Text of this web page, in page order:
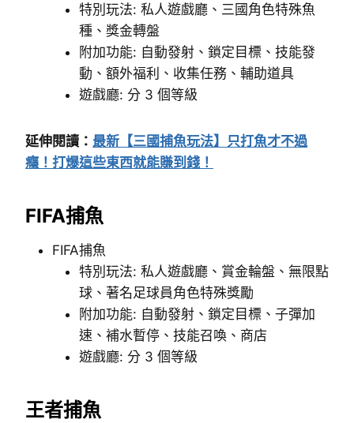
特別玩法: 私人遊戲廳、三國角色特殊魚
種、獎金轉盤
附加功能: 自動發射、鎖定目標、技能發
動、額外福利、收集任務、輔助道具
遊戲廳: 分 3 個等級
延伸閱讀： 最新【三國捕魚玩法】只打魚才不過
癮！打爆這些東西就能賺到錢！
FIFA捕魚
FIFA捕魚
特別玩法: 私人遊戲廳、賞金輪盤、無限點
球、著名足球員角色特殊獎勵
附加功能: 自動發射、鎖定目標、子彈加
速、補水暫停、技能召喚、商店
遊戲廳: 分 3 個等級
王者捕魚